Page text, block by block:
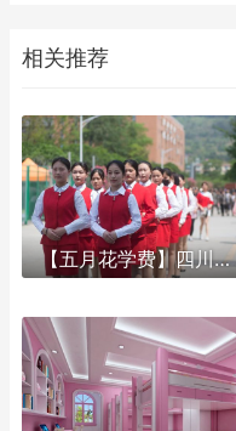
相关推荐
【五月花学费】四川五月花技师学院2026年收费标准及招生专业